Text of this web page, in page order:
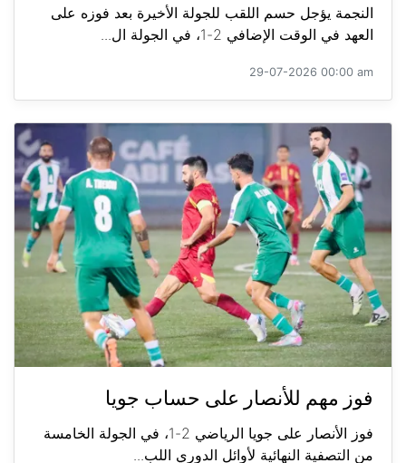
النجمة يؤجل حسم اللقب للجولة الأخيرة بعد فوزه على
العهد في الوقت الإضافي 2-1، في الجولة ال...
29-07-2026 00:00 am
فوز مهم للأنصار على حساب جويا
فوز الأنصار على جويا الرياضي 2-1، في الجولة الخامسة
من التصفية النهائية لأوائل الدوري اللب...